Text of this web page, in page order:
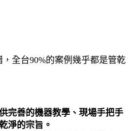
全台90%的案例幾乎都是管乾
完善的機器教學、現場手把手
淨的宗旨。